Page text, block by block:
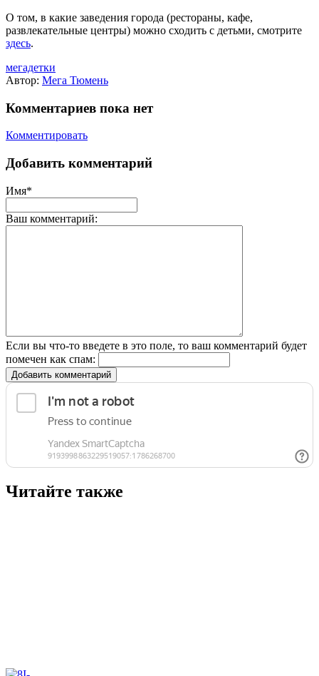
О том, в какие заведения города (рестораны, кафе,
развлекательные центры) можно сходить с детьми, смотрите
здесь.
мегадетки
Автор: Мега Тюмень
Комментариев пока нет
Комментировать
Добавить комментарий
Имя*
Ваш комментарий:
Если вы что-то введете в это поле, то ваш комментарий будет
помечен как спам:
Добавить комментарий
Читайте также